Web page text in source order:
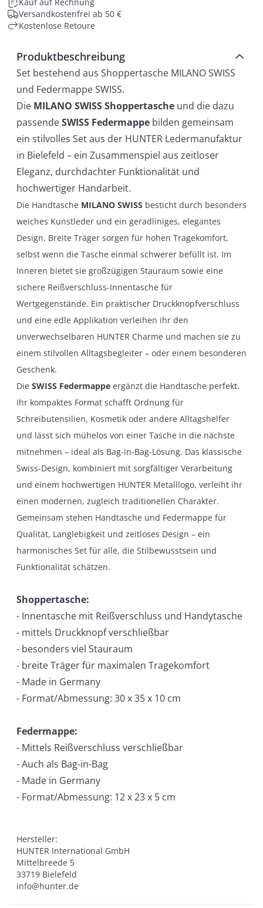
Versandkostenfrei ab 50 €
Kostenlose Retoure
Produktbeschreibung
Set bestehend aus Shoppertasche MILANO SWISS
und Federmappe SWISS.
Die MILANO SWISS Shoppertasche und die dazu
passendeSWISS Federmappe bilden gemeinsam
ein stilvolles Set aus der HUNTER Ledermanufaktur
in Bielefeld – ein Zusammenspiel aus zeitloser
Eleganz, durchdachter Funktionalität und
hochwertiger Handarbeit.
Die Handtasche MILANO SWISS besticht durch besonders
weiches Kunstleder und ein geradliniges, elegantes
Design. Breite Träger sorgen für hohen Tragekomfort,
selbst wenn die Tasche einmal schwerer befüllt ist. Im
Inneren bietet sie großzügigen Stauraum sowie eine
sichere Reißverschluss-Innentasche für
Wertgegenstände. Ein praktischer Druckknopfverschluss
und eine edle Applikation verleihen ihr den
unverwechselbaren HUNTER Charme und machen sie zu
einem stilvollen Alltagsbegleiter – oder einem besonderen
Geschenk.
Die SWISS Federmappe ergänzt die Handtasche perfekt.
Ihr kompaktes Format schafft Ordnung für
Schreibutensilien, Kosmetik oder andere Alltagshelfer
und lässt sich mühelos von einer Tasche in die nächste
mitnehmen – ideal als Bag-in-Bag-Lösung. Das klassische
Swiss-Design, kombiniert mit sorgfältiger Verarbeitung
und einem hochwertigen HUNTER Metalllogo, verleiht ihr
einen modernen, zugleich traditionellen Charakter.
Gemeinsam stehen Handtasche und Federmappe für
Qualität, Langlebigkeit und zeitloses Design – ein
harmonisches Set für alle, die Stilbewusstsein und
Funktionalität schätzen.
Shoppertasche:
- Innentasche mit Reißverschluss und Handytasche
- mittels Druckknopf verschließbar
- besonders viel Stauraum
- breite Träger für maximalen Tragekomfort
- Made in Germany
- Format/Abmessung: 30 x 35 x 10 cm
Federmappe:
- Mittels Reißverschluss verschließbar
- Auch als Bag-in-Bag
- Made in Germany
- Format/Abmessung: 12 x 23 x 5 cm
Hersteller:
HUNTER International GmbH
Mittelbreede 5
33719 Bielefeld
info@hunter.de